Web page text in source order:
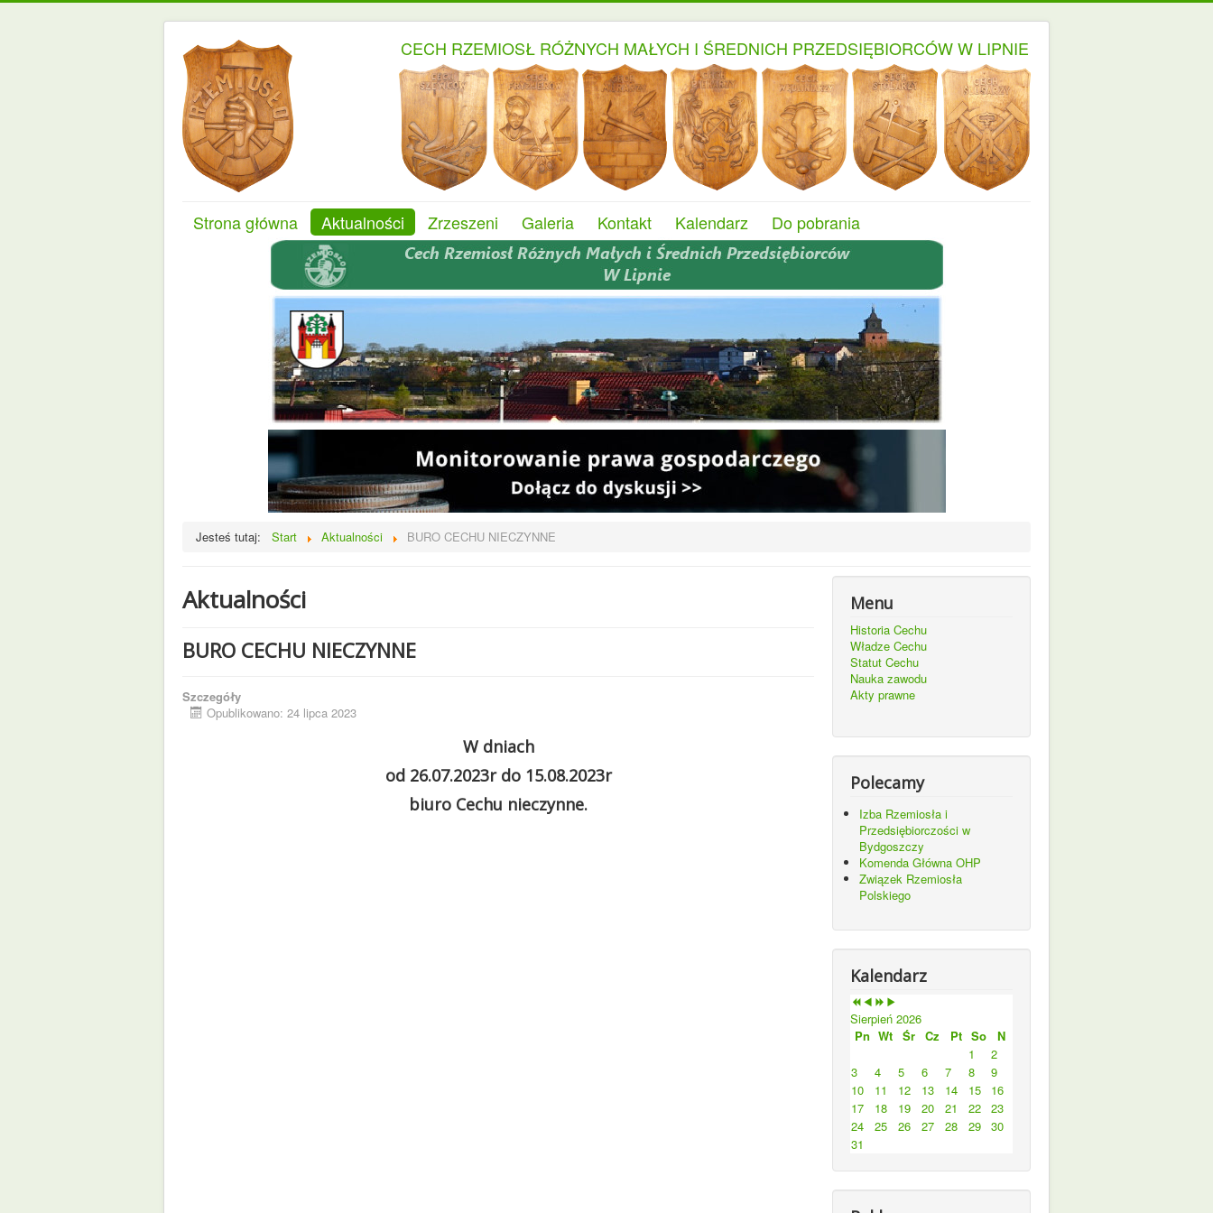
CECH RZEMIOSŁ RÓŻNYCH MAŁYCH I ŚREDNICH PRZEDSIĘBIORCÓW W LIPNIE
Strona główna Aktualności Zrzeszeni Galeria Kontakt Kalendarz Do pobrania
Jesteś tutaj: Start Aktualności BURO CECHU NIECZYNNE
Aktualności
BURO CECHU NIECZYNNE
Szczegóły
Opublikowano: 24 lipca 2023
W dniach
od 26.07.2023r do 15.08.2023r
biuro Cechu nieczynne.
Menu
Historia Cechu
Władze Cechu
Statut Cechu
Nauka zawodu
Akty prawne
Polecamy
Izba Rzemiosła i
Przedsiębiorczości w
Bydgoszczy
Komenda Główna OHP
Związek Rzemiosła
Polskiego
Kalendarz
Sierpień 2026
Pn Wt Śr Cz Pt So
N
1
2
3
4 5 6 7 8
9
10
11 12 13 14 15
16
17
18 19 20 21 22 23
24
25 26 27 28 29 30
31